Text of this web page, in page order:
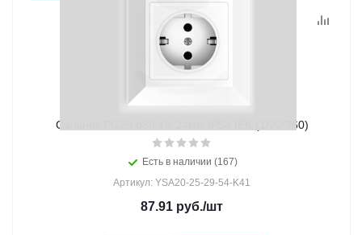
Сальник PG29 d36 18-24мм IP54 IEK (1/20/360)
Есть в наличии (167)
Артикул: YSA20-25-29-54-K41
87.91 руб./шт